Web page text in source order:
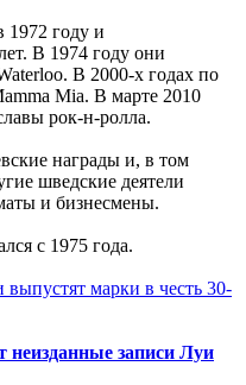
1972 году и
В 1974 году они
В 2000-х годах по
Mia. В марте 2010
рок-н-ролла.
награды и, в том
шведские деятели
и бизнесмены.
с 1975 года.
выпустят марки в честь 30-
неизданные записи Луи